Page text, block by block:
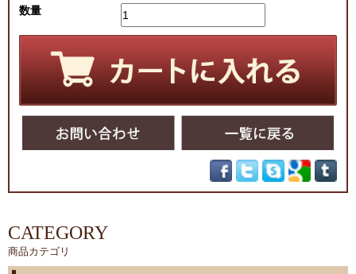
数量
CATEGORY
商品カテゴリ